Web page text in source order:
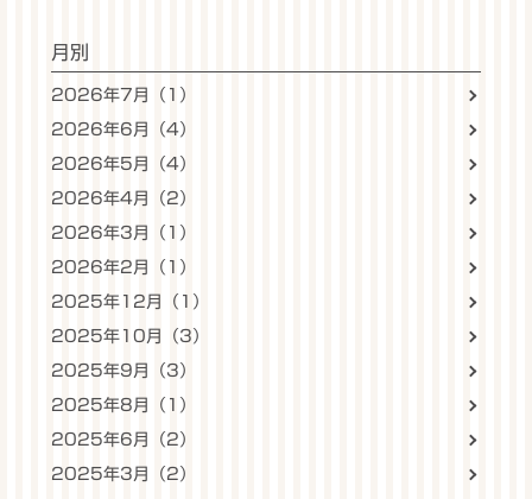
月別
2026年7月（1）
2026年6月（4）
2026年5月（4）
2026年4月（2）
2026年3月（1）
2026年2月（1）
2025年12月（1）
2025年10月（3）
2025年9月（3）
2025年8月（1）
2025年6月（2）
2025年3月（2）